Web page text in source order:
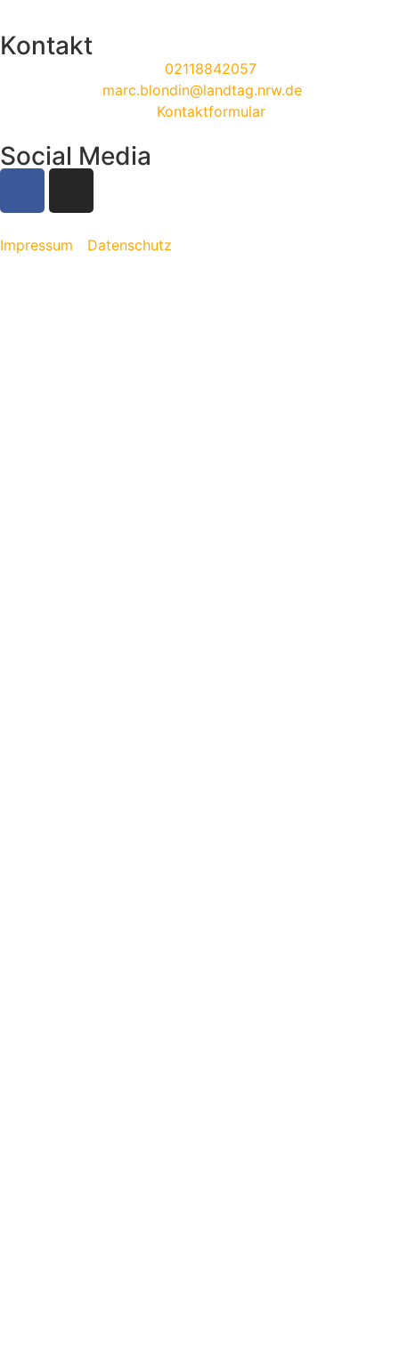
Kontakt
02118842057
marc.blondin@landtag.nrw.de
Kontaktformular
Social Media
Impressum Datenschutz